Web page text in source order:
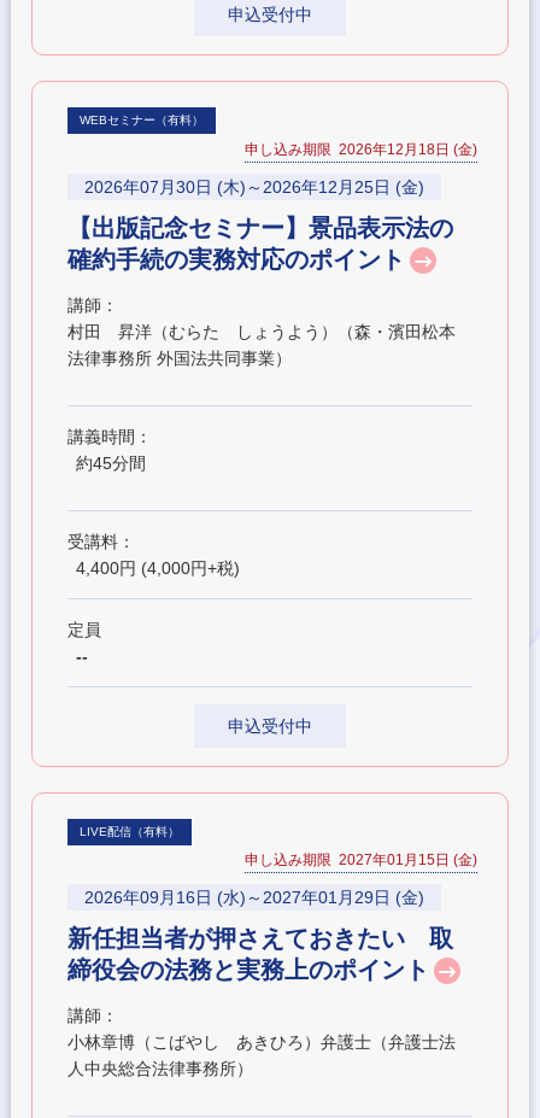
申込受付中
WEBセミナー（有料）
申し込み期限 2026年12月18日 (金)
2026年07月30日 (木)～2026年12月25日 (金)
【出版記念セミナー】景品表示法の
確約手続の実務対応のポイント
講師：
村田 昇洋（むらた しょうよう）（森・濱田松本
法律事務所 外国法共同事業）
講義時間：
約45分間
受講料：
4,400円 (4,000円+税)
定員
--
申込受付中
LIVE配信（有料）
申し込み期限 2027年01月15日 (金)
2026年09月16日 (水)～2027年01月29日 (金)
新任担当者が押さえておきたい 取
締役会の法務と実務上のポイント
講師：
小林章博（こばやし あきひろ）弁護士（弁護士法
人中央総合法律事務所）